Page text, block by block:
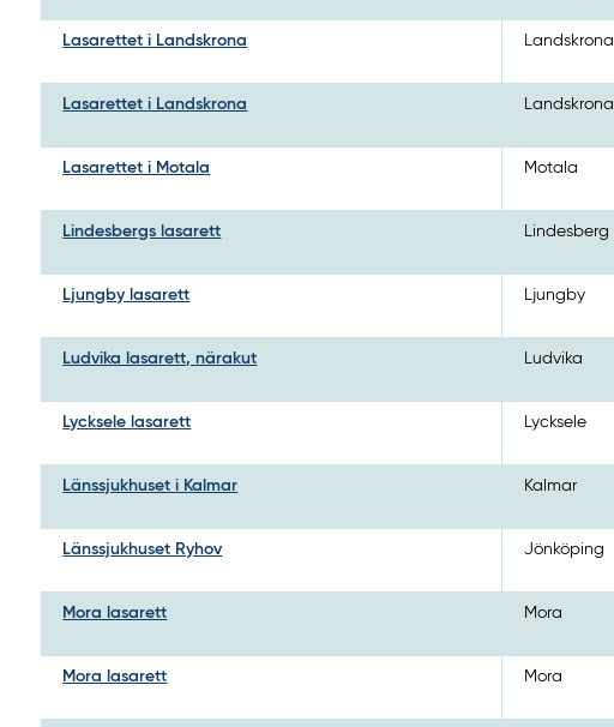
Lasarettet i Landskrona Landskrona
Lasarettet i Landskrona Landskrona
Lasarettet i Motala Motala
Lindesbergs lasarett Lindesberg
Ljungby lasarett Ljungby
Ludvika lasarett, närakut Ludvika
Lycksele lasarett Lycksele
Länssjukhuset i Kalmar Kalmar
Länssjukhuset Ryhov Jönköping
Mora lasarett Mora
Mora lasarett Mora